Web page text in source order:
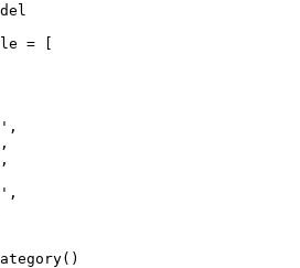
= [
,
,
,
,
()